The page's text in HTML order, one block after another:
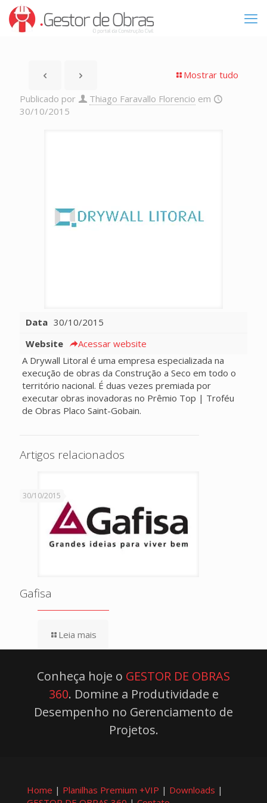
Mostrar tudo
Publicado por
Thiago Faravallo Florencio em
30/10/2015
Data 30/10/2015
Website
Acessar website
A Drywall Litoral é uma empresa especializada na
execução de obras da Construção a Seco em todo o
território nacional. É duas vezes premiada por
executar obras inovadoras no Prêmio Top | Troféu
de Obras Placo Saint-Gobain.
Artigos relacionados
30/10/2015
Gafisa
Leia mais
Conheça hoje o GESTOR DE OBRAS
360. Domine a Produtividade e
Desempenho no Gerenciamento de
Projetos.
Home | Planilhas Premium +VIP | Downloads |